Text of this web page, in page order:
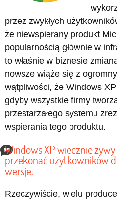
przez zwykłych
że niewspierany produkt
popularnością głównie w
to właśnie w biznesie
nowsze wiąże się z
wątpliwości, że Windows
gdyby wszystkie firmy
przestarzałego systemu
wspierania tego produktu.
Windows XP wiecznie
przekonać użytkowników
wersje.
Rzeczywiście, wielu